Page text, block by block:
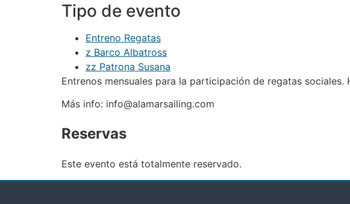
Tipo de evento
Entreno Regatas
z Barco Albatross
zz Patrona Susana
Entrenos mensuales para la participación de regatas
Más info: info@alamarsailing.com
Reservas
Este evento está totalmente reservado.